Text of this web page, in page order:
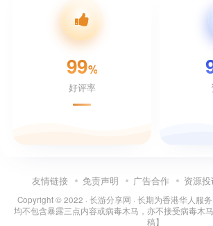
99%
好评率
友情链接 免责声明 广告合作 资源投
Copyright © 2022 · 长游分享网 · 长期为香港华人服
均不包含暴露三点内容或病毒木马，亦不接受病毒木
稿】